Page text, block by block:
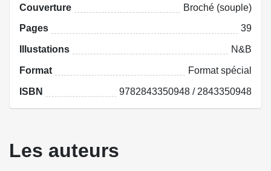
Couverture Broché (souple)
Pages 39
Illustations N&B
Format Format spécial
ISBN 9782843350948 / 2843350948
Les auteurs